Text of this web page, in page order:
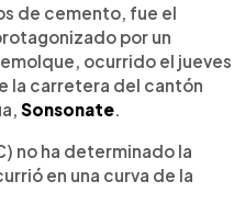
de cemento, fue el
por un
ocurrido el jueves
la carretera del cantón
Sonsonate
no ha determinado la
en una curva de la